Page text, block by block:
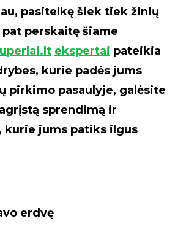
pasitelkę šiek tiek žinių
perskaitę šiame
ekspertai pateikia
kurie padės jums
pirkimo pasaulyje, galėsite
sprendimą ir
kurie jums patiks ilgus
erdvę